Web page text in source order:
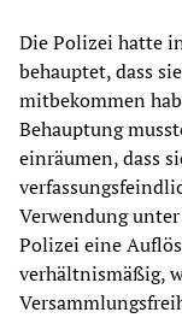
Die Polizei hatte
behauptet, dass
mitbekommen
Behauptung
einräumen, dass
Verwendung
Polizei eine
verhältnismäßig,